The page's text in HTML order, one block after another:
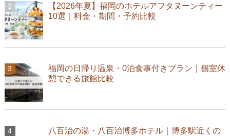
【2026年夏】福岡のホテルアフタヌーンティー
10選｜料金・期間・予約比較
福岡の日帰り温泉・0泊食事付きプラン｜個室休
憩できる旅館比較
八百治の湯・八百治博多ホテル｜博多駅近くの